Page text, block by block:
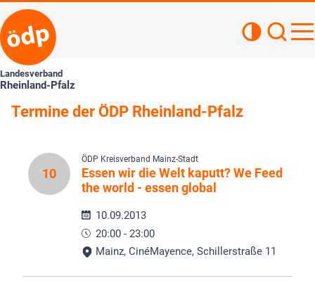
Landesverband
Rheinland-Pfalz
Termine der ÖDP Rheinland-Pfalz
10
ÖDP Kreisverband Mainz-Stadt
Essen wir die Welt kaputt? We Feed
the world - essen global
10.09.2013
20:00 - 23:00
Mainz, CinéMayence, Schillerstraße 11